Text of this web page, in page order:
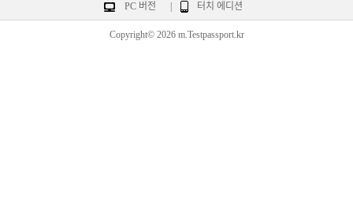
PC 버전 터치 에디션
Copyright© 2026 m.Testpassport.kr